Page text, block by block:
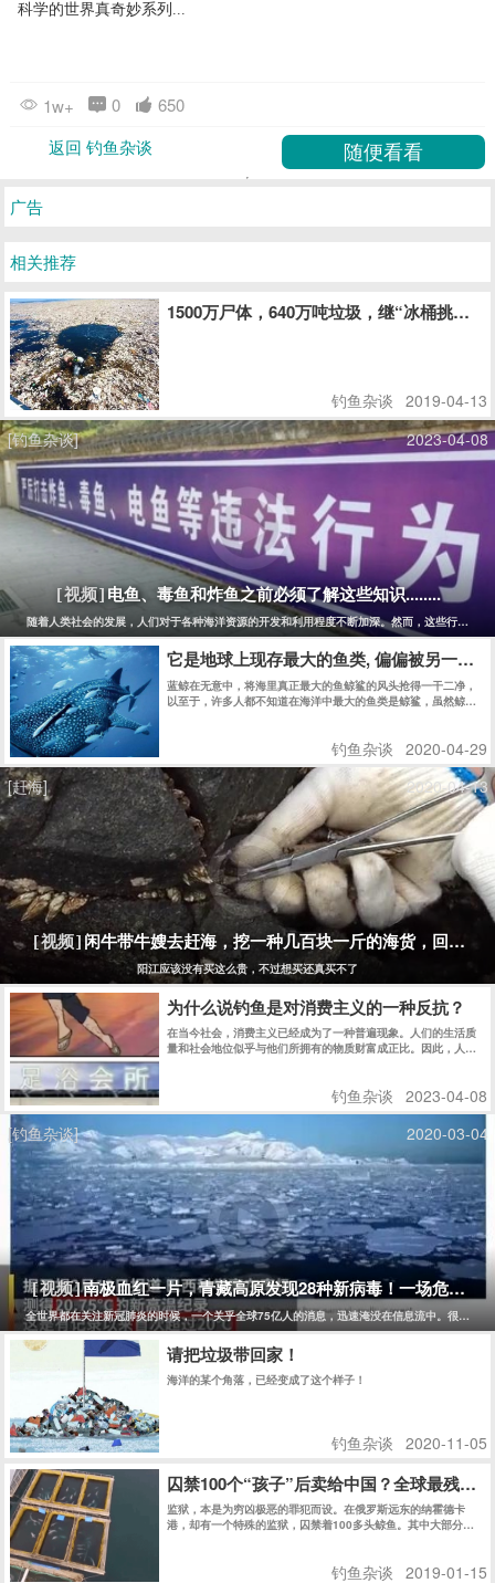
科学的世界真奇妙系列...
1w+ 0
650
返回 钓鱼杂谈
广告
相关推荐
1500万尸体，640万吨垃圾，继“冰桶挑战”
钓鱼杂谈 2019-04-13
[钓鱼杂谈]
2023-04-08
[视频]电鱼、毒鱼和炸鱼之前必须了解这些知识........
随着人类社会的发展，人们对于各种海洋资源的开发和利用程度不断加深。然而，这些行为也
它是地球上现存最大的鱼类, 偏偏被另一种
蓝鲸在无意中，将海里真正最大的鱼鲸鲨的风头抢得一干二净，
以至于，许多人都不知道在海洋中最大的鱼类是鲸鲨，虽然鲸鲨
钓鱼杂谈 2020-04-29
[赶海]
2020-04-13
[视频] 闲牛带牛嫂去赶海，挖一种几百块一斤的海货，回家煮
阳江应该没有买这么贵，不过想买还真买不了
为什么说钓鱼是对消费主义的一种反抗？
在当今社会，消费主义已经成为了一种普遍现象。人们的生活质
量和社会地位似乎与他们所拥有的物质财富成正比。因此，人们
反的生活方式，它是对消费主义的反抗。 图片 首先，钓鱼并不
就能够享受到钓鱼的乐趣。相比于其他娱乐活动，钓鱼的成本要
低得多。而且，钓鱼的过程中，人们可以感受到大自然的美丽和
宁静，可以让人们放松身心，释放压力，远离城市的喧嚣和污
染。 图片 其次，钓鱼可以让人们更好地理解和尊重自然界的规
律，从而更好地保护环境和生态系统。在钓鱼的过程中，人们需
要了解鱼类的生态习性、饵料的选择和使用，以及天气的变化对
钓鱼的影响等等。这些知识都需要在实践中逐渐掌握，而且需要
长期的观察和研究。通过钓鱼，人们可以更加深入地了解生态系
统的运作，从而更好地保护和利用自然资源。 最后，钓鱼的过程
也是一种反消费主义的过程。钓鱼需要耐心和毅力，需要等待和
观察，需要逐渐掌握技巧和经验。这些都是与现代消费主义追求
即时满足的心态相反的。钓鱼者需要学会等待和放慢节奏，需要
学会享受过程而非结果，需要学会与自然界和谐相处而非依赖人
造的环境和物品。这些习惯和价值观可以帮助人们摆脱消费主义
的束缚，追求精神上的自由和独立。
钓鱼杂谈 2023-04-08
[钓鱼杂谈]
2020-03-04
[视频]南极血红一片，青藏高原发现28种新病毒！一场危及75
全世界都在关注新冠肺炎的时候，一个关乎全球75亿人的消息，迅速淹没在信息流中。很少有
请把垃圾带回家！
海洋的某个角落，已经变成了这个样子！
钓鱼杂谈 2020-11-05
囚禁100个“孩子”后卖给中国？全球最残忍
监狱，本是为穷凶极恶的罪犯而设。在俄罗斯远东的纳霍德卡
港，却有一个特殊的监狱，囚禁着100多头鲸鱼。其中大部分仍
钓鱼杂谈 2019-01-15